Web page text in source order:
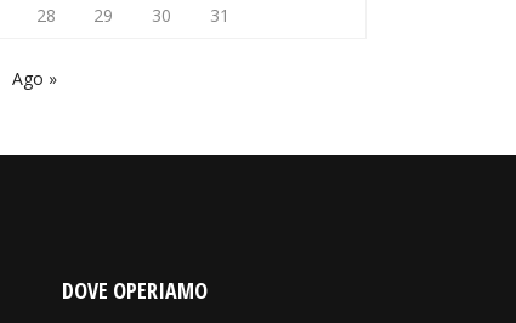
28 29 30 31
Ago »
DOVE OPERIAMO